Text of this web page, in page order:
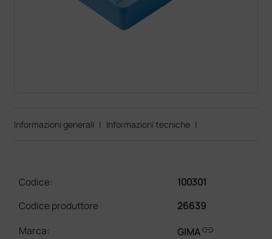
Informazioni generali | Informazioni tecniche |
Codice:
100301
Codice produttore
26639
Marca:
GIMAlink